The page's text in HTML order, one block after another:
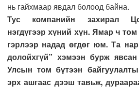
нь гайхмаар явдал болоод байна.
Тус компанийн захирал
нэгдүгээр хүний хүн. Ямар ч
гэрлээр надад өгдөг юм. Та
долойхгүй” хэмээн бурж
Улсын том бүтээн
эрх ашгаас дээш тавьж,